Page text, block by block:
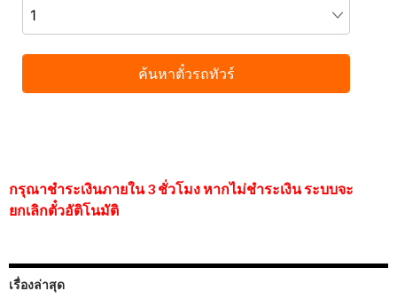
กรุณาชำระเงินภายใน 3 ชั่วโมง หากไม่ชำระเงิน ระบบจะ
ยกเลิกตั๋วอัติโนมัติ
เรื่องล่าสุด